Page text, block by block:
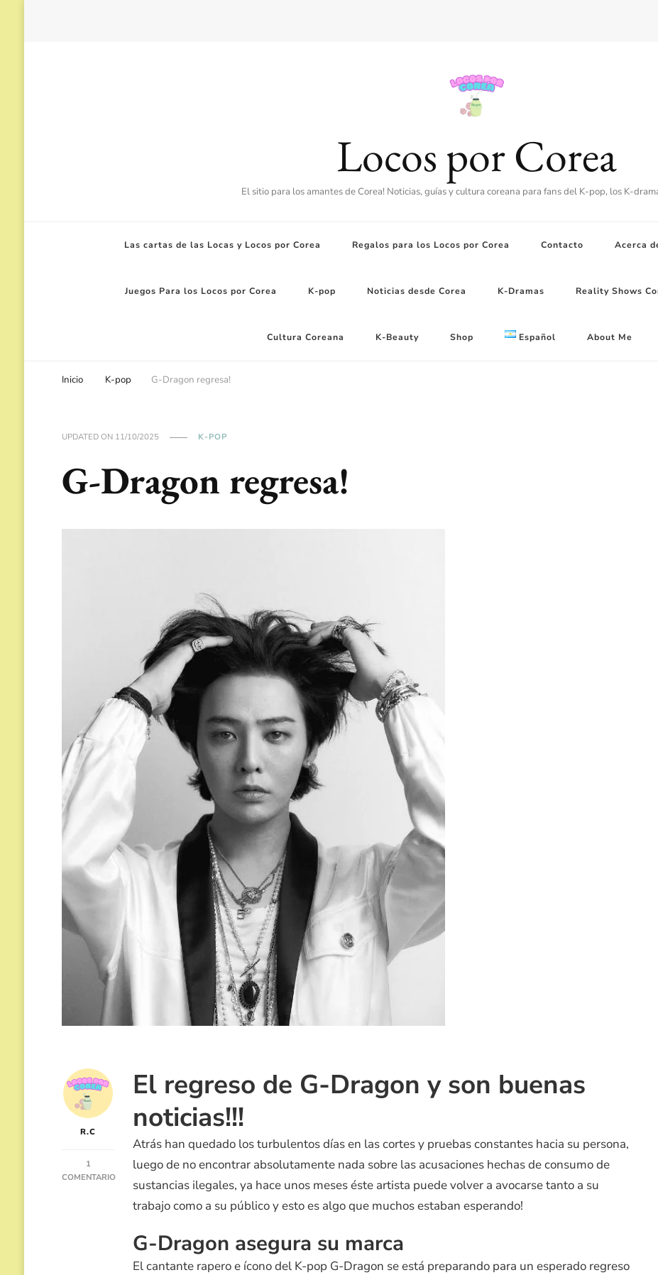
Locos por Corea
El sitio para los amantes de Corea! Noticias, guías y cultura coreana para fans del K-pop, los K-
Las cartas de las Locas y Locos por Corea Regalos para los Locos por Corea Contacto Acerca
Juegos Para los Locos por Corea K-pop Noticias desde Corea K-Dramas Reality Shows
Cultura Coreana K-Beauty Shop Español About Me
Inicio K-pop G-Dragon regresa!
UPDATED ON 11/10/2025 K-POP
G-Dragon regresa!
R.C
1
COMENTARIO
El regreso de G-Dragon y son buenas
noticias!!!
Atrás han quedado los turbulentos días en las cortes y pruebas constantes hacia su persona,
luego de no encontrar absolutamente nada sobre las acusaciones hechas de consumo de
sustancias ilegales, ya hace unos meses éste artista puede volver a avocarse tanto a su
trabajo como a su público y esto es algo que muchos estaban esperando!
G-Dragon asegura su marca
El cantante rapero e ícono del K-pop G-Dragon se está preparando para un esperado regreso